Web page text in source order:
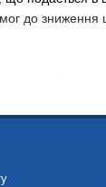
до зниження
у